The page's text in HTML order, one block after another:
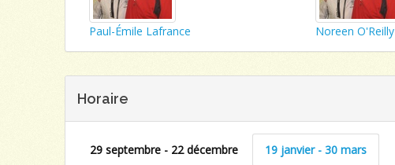
Paul-Émile Lafrance Noreen O'Reilly
Horaire
29 septembre - 22 décembre 19 janvier - 30 mars